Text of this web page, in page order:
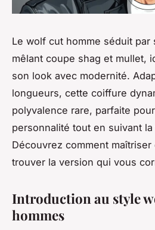
Le wolf cut homme séduit par
mêlant coupe shag et mullet,
son look avec modernité.
longueurs, cette coiffure
polyvalence rare, parfaite
personnalité tout en suivant
Découvrez comment
trouver la version qui vous
Introduction au style
hommes